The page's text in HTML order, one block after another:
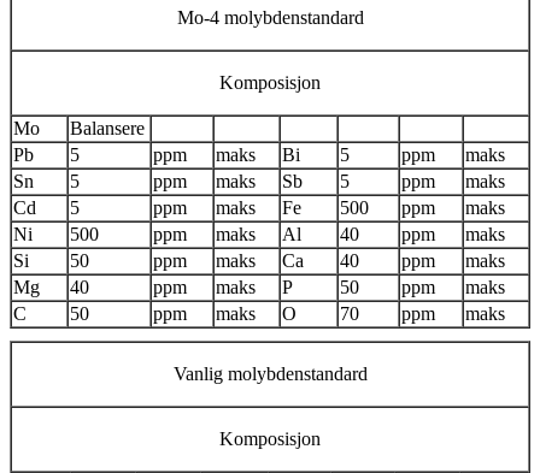
Mo-4 molybdenstandard
Komposisjon
Mo
Balansere
Pb
5 ppm maks Bi 5 ppm
maks
Sn
5 ppm maks Sb 5 ppm
maks
Cd
5 ppm maks Fe 500 ppm
maks
Ni
500 ppm maks Al 40 ppm
maks
Si
50 ppm maks Ca 40 ppm
maks
Mg
40 ppm maks P 50 ppm
maks
C
50 ppm maks O 70 ppm maks
Vanlig molybdenstandard
Komposisjon